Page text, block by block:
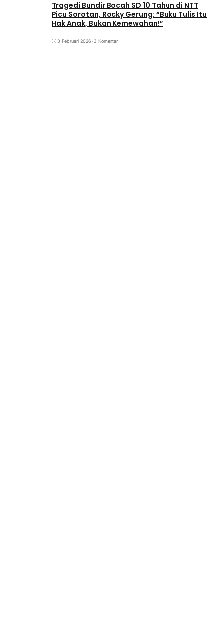
Tragedi Bundir Bocah SD 10 Tahun di NTT
Picu Sorotan, Rocky Gerung: “Buku Tulis Itu
Hak Anak, Bukan Kemewahan!”
3 Februari 2026•3 Komentar